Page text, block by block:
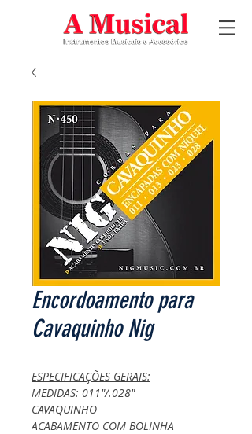
Encordoamento para
Cavaquinho Nig
ESPECIFICAÇÕES GERAIS:
MEDIDAS: 011"/.028"
CAVAQUINHO
ACABAMENTO COM BOLINHA